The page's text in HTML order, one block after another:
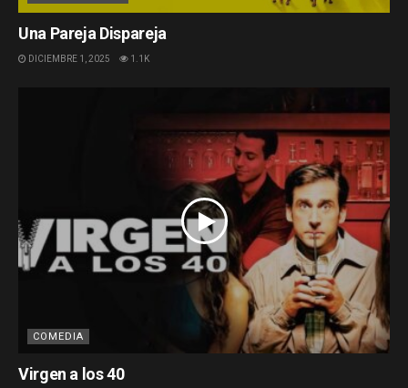
Una Pareja Dispareja
DICIEMBRE 1, 2025 1.1K
COMEDIA
Virgen a los 40